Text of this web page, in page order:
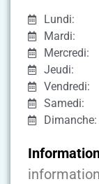
Lundi:
Mardi:
Mercredi:
Jeudi:
Vendredi:
Samedi:
Dimanche: